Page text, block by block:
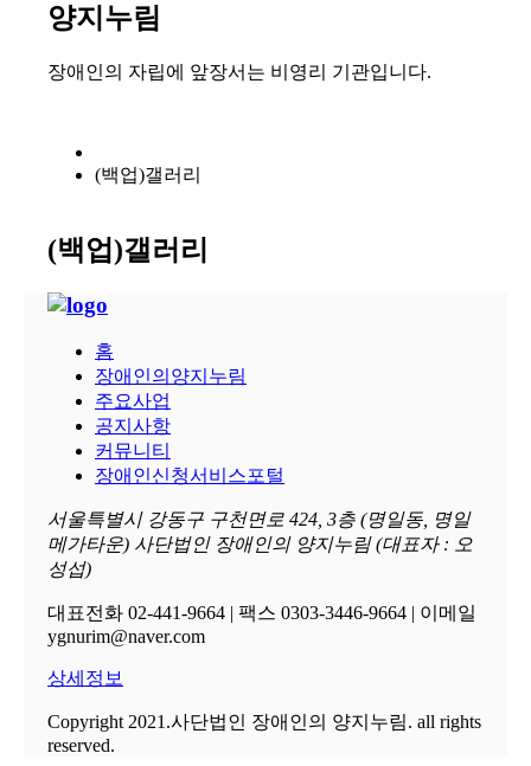
양지누림
장애인의 자립에 앞장서는 비영리 기관입니다.
(백업)갤러리
(백업)갤러리
홈
장애인의양지누림
주요사업
공지사항
커뮤니티
장애인신청서비스포털
서울특별시 강동구 구천면로 424, 3층 (명일동, 명일
메가타운) 사단법인 장애인의 양지누림 (대표자 : 오
성섭)
대표전화 02-441-9664 | 팩스 0303-3446-9664 | 이메일
ygnurim@naver.com
상세정보
Copyright 2021.사단법인 장애인의 양지누림. all rights
reserved.